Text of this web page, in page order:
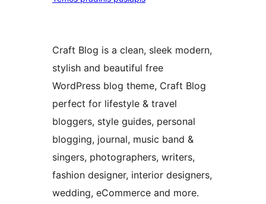
Craft Blog is a clean, sleek modern,
stylish and beautiful free
WordPress blog theme, Craft Blog
perfect for lifestyle & travel
bloggers, style guides, personal
blogging, journal, music band &
singers, photographers, writers,
fashion designer, interior designers,
wedding, eCommerce and more.